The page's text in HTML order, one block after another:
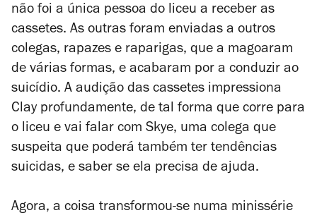
não foi a única pessoa do liceu a receber as
cassetes. As outras foram enviadas a outros
colegas, rapazes e raparigas, que a magoaram
de várias formas, e acabaram por a conduzir ao
suicídio. A audição das cassetes impressiona
Clay profundamente, de tal forma que corre para
o liceu e vai falar com Skye, uma colega que
suspeita que poderá também ter tendências
suicidas, e saber se ela precisa de ajuda.
Agora, a coisa transformou-se numa minissérie